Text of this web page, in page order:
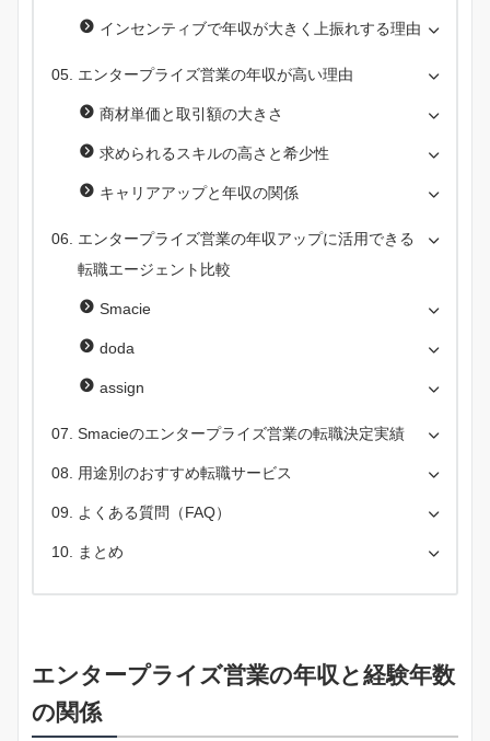
インセンティブで年収が大きく上振れする理由
エンタープライズ営業の年収が高い理由
商材単価と取引額の大きさ
求められるスキルの高さと希少性
キャリアアップと年収の関係
エンタープライズ営業の年収アップに活用できる
転職エージェント比較
Smacie
doda
assign
Smacieのエンタープライズ営業の転職決定実績
用途別のおすすめ転職サービス
よくある質問（FAQ）
まとめ
エンタープライズ営業の年収と経験年数
の関係